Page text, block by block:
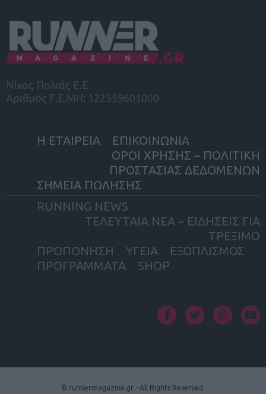
Νίκος Πολιάς Ε.Ε.
Αριθμός Γ.Ε.ΜΗ: 122559601000
Η ΕΤΑΙΡΕΙΑ
ΕΠΙΚΟΙΝΩΝΙΑ
ΟΡΟΙ ΧΡΗΣΗΣ – ΠΟΛΙΤΙΚΗ
ΠΡΟΣΤΑΣΙΑΣ ΔΕΔΟΜΕΝΩΝ
ΣΗΜΕΙΑ ΠΩΛΗΣΗΣ
RUNNING NEWS
ΤΕΛΕΥΤΑΙΑ ΝΕΑ – ΕΙΔΗΣΕΙΣ ΓΙΑ
ΤΡΕΞΙΜΟ
ΠΡΟΠΟΝΗΣΗ
ΥΓΕΙΑ
ΕΞΟΠΛΙΣΜΟΣ
ΠΡΟΓΡΑΜΜΑΤΑ
SHOP
© runnermagazine.gr - All Rights Reserved.